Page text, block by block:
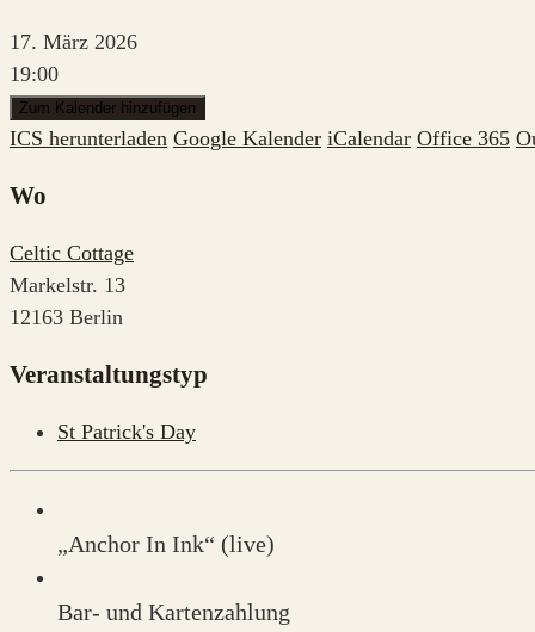
17. März 2026
19:00
Zum Kalender hinzufügen
ICS herunterladen Google Kalender iCalendar Office 365
Wo
Celtic Cottage
Markelstr. 13
12163 Berlin
Veranstaltungstyp
St Patrick's Day
„Anchor In Ink“ (live)
Bar- und Kartenzahlung